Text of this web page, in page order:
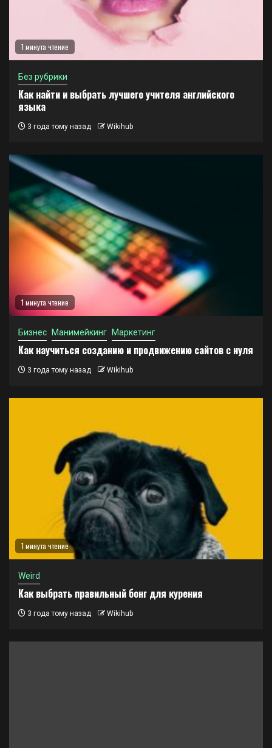
1 минута чтение
Без рубрики
Как найти и выбрать лучшего учителя английского
языка
3 года тому назад Wikihub
1 минута чтение
Бизнес Манимейкинг Маркетинг
Как научиться созданию и продвижению сайтов с нуля
3 года тому назад Wikihub
1 минута чтение
Weird
Как выбрать правильный бонг для курения
3 года тому назад Wikihub